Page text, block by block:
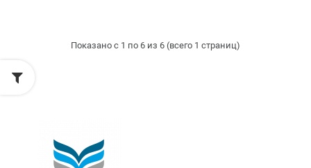
Показано с 1 по 6 из 6 (всего 1 страниц)